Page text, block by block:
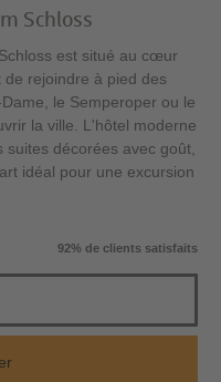
Schloss
est situé au cœur
rejoindre à pied des
le Semperoper ou le
la ville. L'hôtel moderne
décorées avec goût,
idéal pour une excursion
92% de clients satisfaits